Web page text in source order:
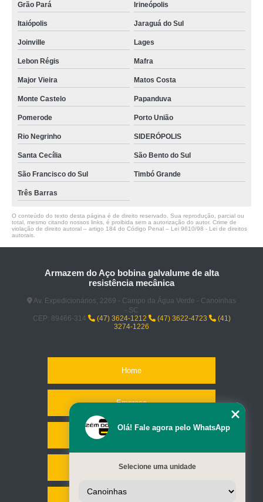
Grão Pará Irineópolis
Itaiópolis Jaraguá do Sul
Joinville Lages
Lebon Régis Mafra
Major Vieira Matos Costa
Monte Castelo Papanduva
Pomerode Porto União
Rio Negrinho SIDERÓPOLIS
Santa Cecília São Bento do Sul
São Francisco do Sul Timbó Grande
Três Barras
O conteúdo do texto desta página é de direito reservado. Sua reprodução, parcial ou
total, mesmo citando nossos links, é proibida sem a autorização do autor. Crime de
violação de direito autoral – artigo 184 do Código Penal – Lei 9610/98 - Lei de direitos
autorais
Armazem do Aço bobina galvalume de alta
resistência mecânica
Av. Expedicionários, 2269 - Campo da Água Verde - Canoinhas
- SC
CEP: 89466-314
(47) 3624-1212 (47) 3622-4723
(41)
3274-1226
Home
Empresa
Serviços
Olá! Fale agora pelo WhatsApp
Selecione uma unidade